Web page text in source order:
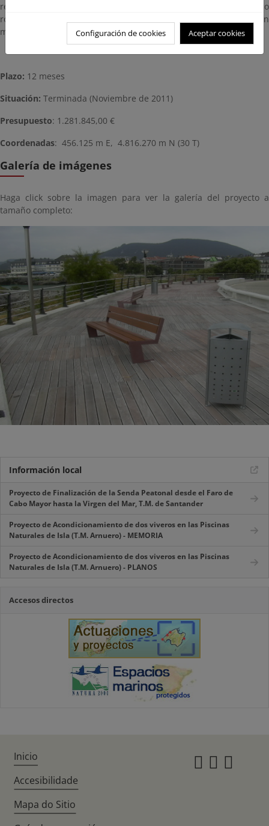
rediseñando las zonas de aparcamientos y separando el trafico
rodado del paseo, y se eliminan estructuras e instalaciones en
mal estado.
Plazo: 12 meses
Situación: Terminada (Noviembre de 2011)
Presupuesto: 1.281.845,00 €
Coordenadas: 456.125 m E, 4.816.270 m N (30 T)
Galería de imágenes
Haga click sobre la imagen para ver la galería del proyecto a
tamaño completo:
Información local
Proyecto de Finalización de la Senda Peatonal desde el Faro de
Cabo Mayor hasta la Virgen del Mar, T.M. de Santander
Proyecto de Acondicionamiento de dos viveros en las Piscinas
Naturales de Isla (T.M. Arnuero) - MEMORIA
Proyecto de Acondicionamiento de dos viveros en las Piscinas
Naturales de Isla (T.M. Arnuero) - PLANOS
Accesos directos
Configuración de cookies Aceptar cookies
Inicio
Accesibilidade
Mapa do Sitio